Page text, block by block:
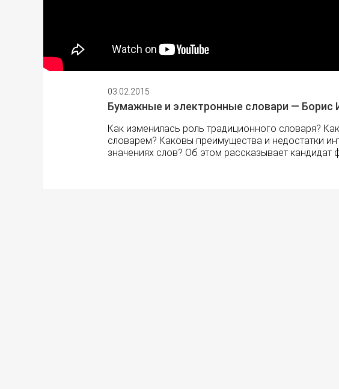
03.02.2015
Бумажные и электронные словари — Борис
Как изменилась роль традиционного словаря?
словарем? Каковы преимущества и недостатки
значениях слов? Об этом рассказывает